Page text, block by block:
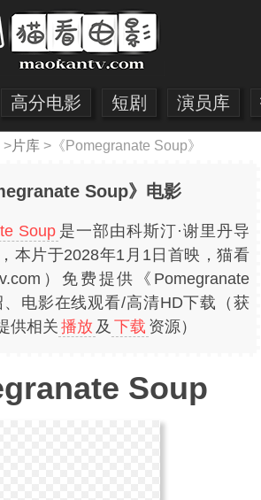
高分电影 短剧 演员库
>片库>《Pomegranate Soup》
Soup》电影
Soup 是一部由科斯汀·谢里丹导
本片于2028年1月1日首映，猫看
）免费提供《Pomegranate
电影在线观看/高清HD下载（获
供相关 播放 及 下载 资源）
Soup